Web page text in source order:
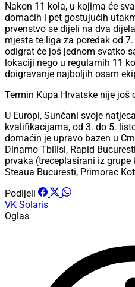
Nakon 11 kola, u kojima će
domaćih i pet gostujućih
prvenstvo se dijeli na dva
mjesta te liga za poredak od
odigrat će još jednom svatko
lokaciji nego u regularnih 11
doigravanje najboljih osam
Termin Kupa Hrvatske nije još
U Europi, Sunčani svoje
kvalifikacijama, od 3. do 5.
domaćin je upravo bazen u
Dinamo Tbilisi, Rapid
prvaka (trećeplasirani iz grupe
Steaua Bucuresti, Primorac
Podijeli
VK Solaris
Oglas